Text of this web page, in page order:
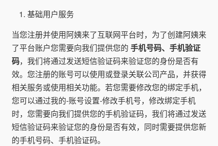
基础用户服务
当您注册并使用阿姨来了互联网平台时，为了创建阿姨来
了平台账户您需要向我们提供您的 手机号码、手机验证
码，我们将通过发送短信验证码来验证您的身份是否有
效。您注册的账号可以使用或登录关联公司产品，并获得
相关服务或使用相关功能。若您需要修改您的绑定手机，
您可以通过我的-账号设置-修改手机号，修改绑定手机
时，您需要向我们提供您的手机验证码，我们将通过发送
短信验证码来验证您的身份是否有效，同时需要提供您新
的手机号码、手机验证码。